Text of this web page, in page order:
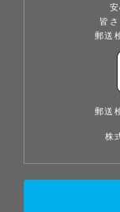
皆
郵送
郵送
株